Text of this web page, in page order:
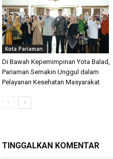
Kota Pariaman
Di Bawah Kepemimpinan Yota Balad,
Pariaman Semakin Unggul dalam
Pelayanan Kesehatan Masyarakat
TINGGALKAN KOMENTAR